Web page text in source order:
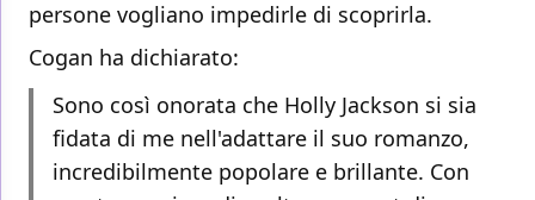
persone vogliano impedirle di scoprirla.
Cogan ha dichiarato:
Sono così onorata che Holly Jackson si sia
fidata di me nell'adattare il suo romanzo,
incredibilmente popolare e brillante. Con